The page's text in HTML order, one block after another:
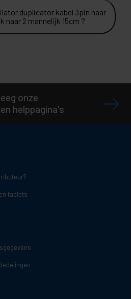
duplicator kabel 3pin naar
naar 2 mannelijk 15cm ?
onze
helppagina's
tablets